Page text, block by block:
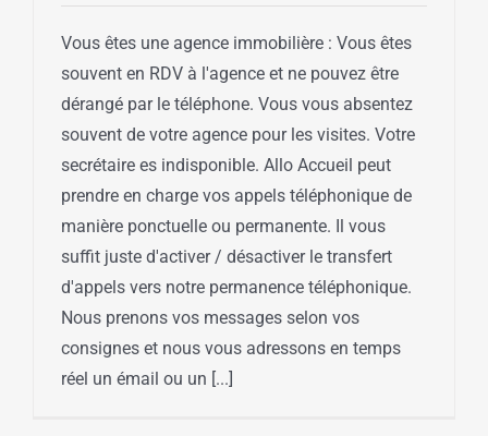
Vous êtes une agence immobilière : Vous êtes
souvent en RDV à l'agence et ne pouvez être
dérangé par le téléphone. Vous vous absentez
souvent de votre agence pour les visites. Votre
secrétaire es indisponible. Allo Accueil peut
prendre en charge vos appels téléphonique de
manière ponctuelle ou permanente. Il vous
suffit juste d'activer / désactiver le transfert
d'appels vers notre permanence téléphonique.
Nous prenons vos messages selon vos
consignes et nous vous adressons en temps
réel un émail ou un [...]